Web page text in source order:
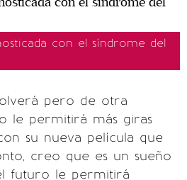
con el síndrome del
pero de otra
le permitirá más giras
su nueva película que
creo que es un sueño
futuro le permitirá